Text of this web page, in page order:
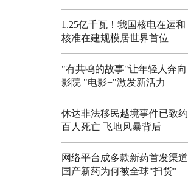
1.25亿千瓦！我国核电在运和
核准在建规模居世界首位
"有共鸣的故事"让年轻人奔向
影院 "电影+"激发新活力
休达非法移民越境事件已致约
百人死亡 飞地风暴背后
网络平台成多款新药首发渠道
国产新药为何被全球"扫货"